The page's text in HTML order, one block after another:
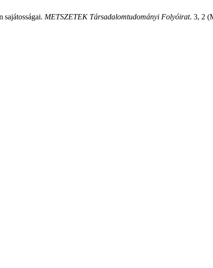
METSZETEK Társadalomtudományi Folyóirat. 3, 2